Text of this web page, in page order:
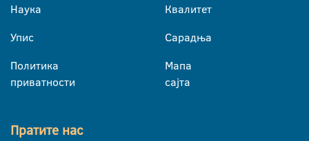
Наука
Упис
Политика
приватности
Квалитет
Сарадња
Мапа
сајта
Пратите нас